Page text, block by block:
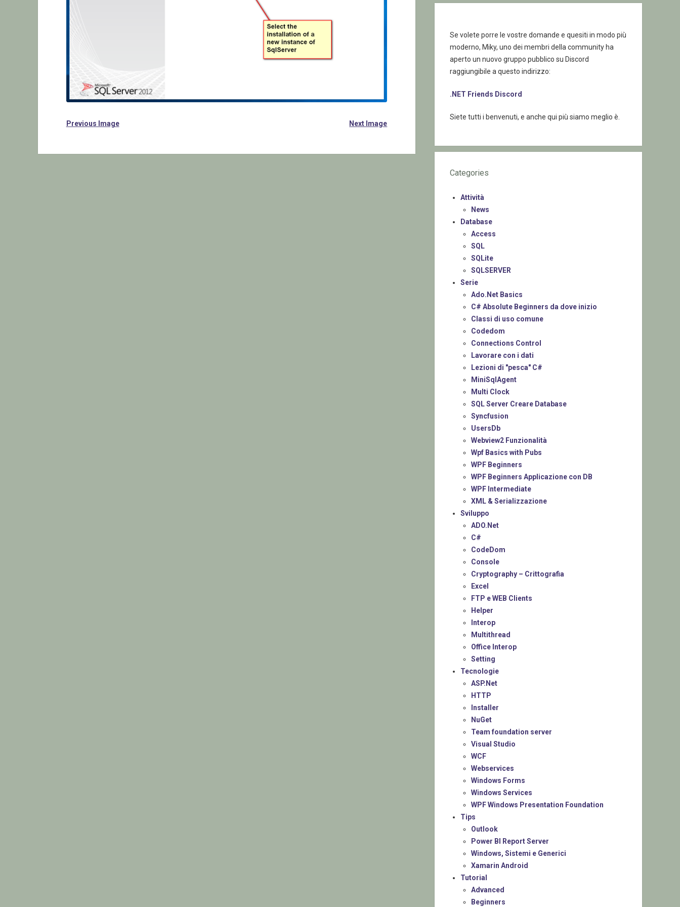
Previous Image Next Image
Se volete porre le vostre domande e quesiti in modo più
moderno, Miky, uno dei membri della community ha
aperto un nuovo gruppo pubblico su Discord
raggiungibile a questo indirizzo:
.NET Friends Discord
Siete tutti i benvenuti, e anche qui più siamo meglio è.
Categories
Attività
News
Database
Access
SQL
SQLite
SQLSERVER
Serie
Ado.Net Basics
C# Absolute Beginners da dove inizio
Classi di uso comune
Codedom
Connections Control
Lavorare con i dati
Lezioni di "pesca" C#
MiniSqlAgent
Multi Clock
SQL Server Creare Database
Syncfusion
UsersDb
Webview2 Funzionalità
Wpf Basics with Pubs
WPF Beginners
WPF Beginners Applicazione con DB
WPF Intermediate
XML & Serializzazione
Sviluppo
ADO.Net
C#
CodeDom
Console
Cryptography – Crittografia
Excel
FTP e WEB Clients
Helper
Interop
Multithread
Office Interop
Setting
Tecnologie
ASP.Net
HTTP
Installer
NuGet
Team foundation server
Visual Studio
WCF
Webservices
Windows Forms
Windows Services
WPF Windows Presentation Foundation
Tips
Outlook
Power BI Report Server
Windows, Sistemi e Generici
Xamarin Android
Tutorial
Advanced
Beginners